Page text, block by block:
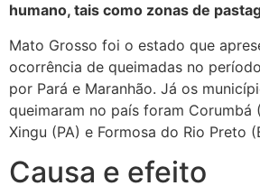
humano, tais como zonas de
Mato Grosso foi o estado que
ocorrência de queimadas no
por Pará e Maranhão. Já os
queimaram no país foram Corumbá
Xingu (PA) e Formosa do Rio Preto
Causa e efeito